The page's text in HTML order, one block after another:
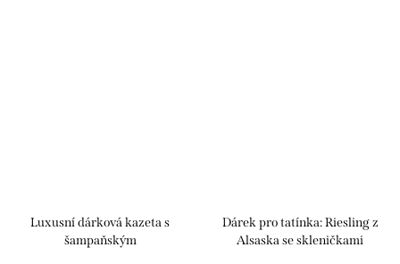
Luxusní dárková kazeta s
šampaňským
Dárek pro tatínka: Riesling z
Alsaska se skleničkami